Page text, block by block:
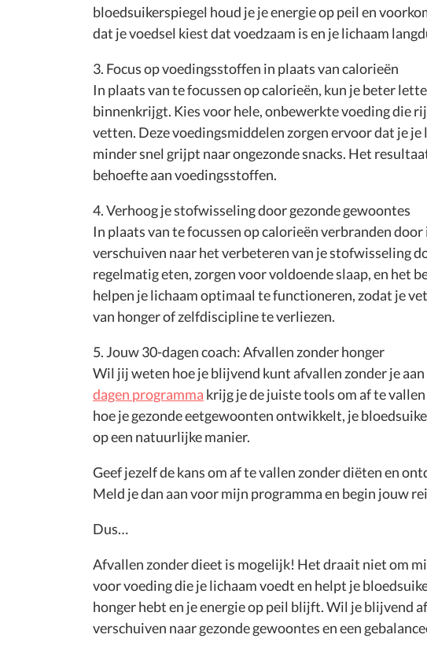
bloedsuikerspiegel houd je je energie op peil en
dat je voedsel kiest dat voedzaam is en je lichaam
3. Focus op voedingsstoffen in plaats van calorieën
In plaats van te focussen op calorieën, kun je beter
binnenkrijgt. Kies voor hele, onbewerkte voeding die
vetten. Deze voedingsmiddelen zorgen ervoor dat je
minder snel grijpt naar ongezonde snacks. Het
behoefte aan voedingsstoffen.
4. Verhoog je stofwisseling door gezonde gewoontes
In plaats van te focussen op calorieën verbranden
verschuiven naar het verbeteren van je stofwisseling
regelmatig eten, zorgen voor voldoende slaap, en het
helpen je lichaam optimaal te functioneren, zodat je
van honger of zelfdiscipline te verliezen.
5. Jouw 30-dagen coach: Afvallen zonder honger
Wil jij weten hoe je blijvend kunt afvallen zonder je
dagen programma krijg je de juiste tools om af te
hoe je gezonde eetgewoonten ontwikkelt, je
op een natuurlijke manier.
Geef jezelf de kans om af te vallen zonder diëten en
Meld je dan aan voor mijn programma en begin jouw
Dus…
Afvallen zonder dieet is mogelijk! Het draait niet om
voor voeding die je lichaam voedt en helpt je
honger hebt en je energie op peil blijft. Wil je blijvend
verschuiven naar gezonde gewoontes en een